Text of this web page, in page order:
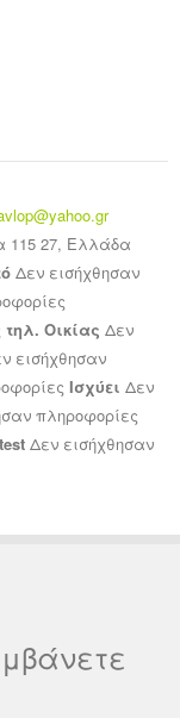
115 27, Ελλάδα
Δεν εισήχθησαν
τηλ. Οικίας Δεν
εισήχθησαν
Ισχύει Δεν
πληροφορίες
test Δεν εισήχθησαν